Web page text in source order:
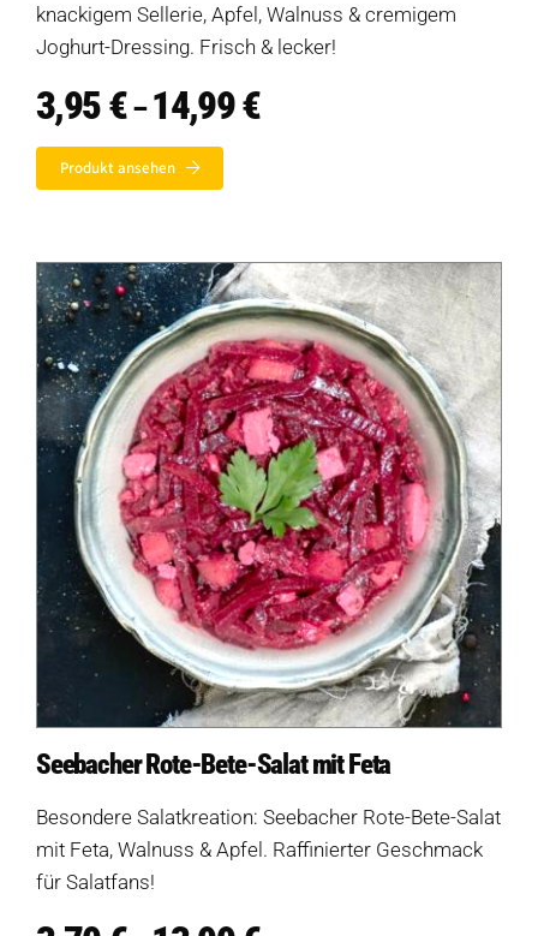
knackigem Sellerie, Apfel, Walnuss & cremigem
Joghurt-Dressing. Frisch & lecker!
3,95€ –14,99€Preisspanne:
3,95 €
Produkt ansehen
Seebacher Rote-Bete-Salat mit Feta
Besondere Salatkreation: Seebacher Rote-Bete-Salat
mit Feta, Walnuss & Apfel. Raffinierter Geschmack
für Salatfans!